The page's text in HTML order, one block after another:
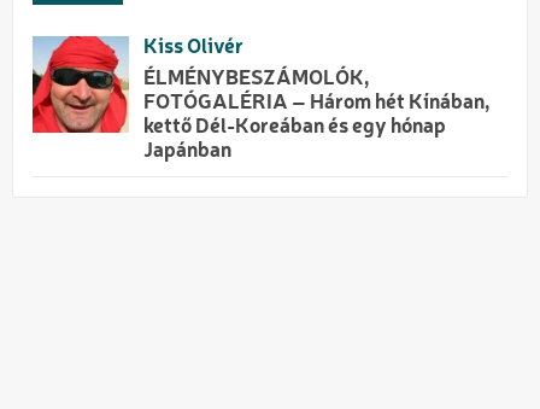
Kiss Olivér
ÉLMÉNYBESZÁMOLÓK,
FOTÓGALÉRIA – Három hét Kínában,
kettő Dél-Koreában és egy hónap
Japánban